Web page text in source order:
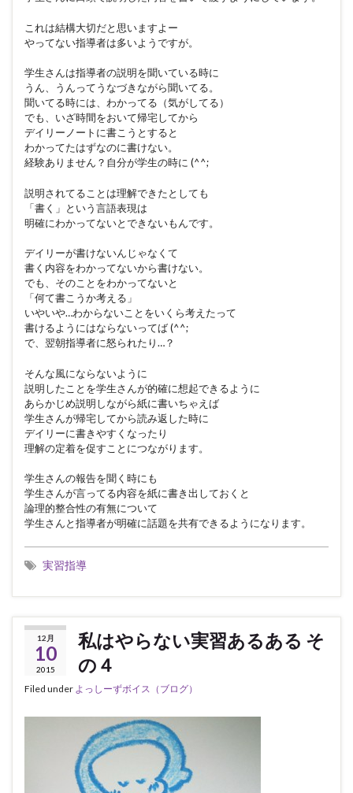
これは結構大切だと思いますよー
やってない指導者は多いようですが。
学生さんは指導者の説明を聞いている時に
うん、うんってうなづきながら聞いてる。
聞いてる時には、わかってる（気がしてる）
でも、いざ時間をおいて帰宅してから
デイリーノートに書こうとすると
わかってたはずなのに書けない。
経験ありません？自分が学生の時に (^^;
説明されてることは理解できたとしても
「書く」という言語表現は
明確にわかってないとできないもんです。
デイリーが書けないんじゃなくて
書く内容をわかってないから書けない。
でも、そのことをわかってないと
「何て書こうか考える」
いやいや…わからないことをいくら考えたって
書けるようにはならないってば (^^;
で、翌朝指導者に怒られたり…？
そんな風にならないように
説明したことを学生さんが的確に想起できるように
あらかじめ説明しながら紙に書いちゃえば
学生さんが帰宅してから読み返した時に
デイリーに書きやすくなったり
理解の定着を促すことにつながります。
学生さんの報告を聞く時にも
学生さんが言ってる内容を紙に書き出しておくと
論理的整合性の有無について
学生さんと指導者が明確に話題を共有できるようになります。
実習指導
12月
10
2015
私はやらない実習あるある そ
の４
Filed under よっしーずボイス（ブログ）